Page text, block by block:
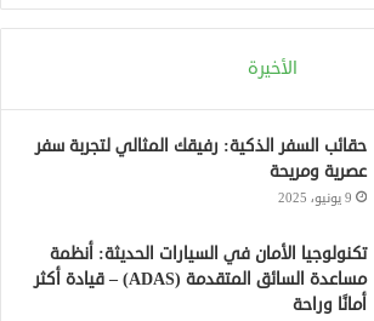
الأخيرة
حقائب السفر الذكية: رفيقك المثالي لتجربة سفر
عصرية ومريحة
9 يونيو، 2025
تكنولوجيا الأمان في السيارات الحديثة: أنظمة
مساعدة السائق المتقدمة (ADAS) – قيادة أكثر
أمانًا وراحة